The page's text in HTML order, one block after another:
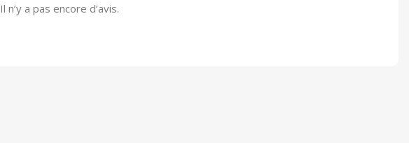
Il n’y a pas encore d’avis.